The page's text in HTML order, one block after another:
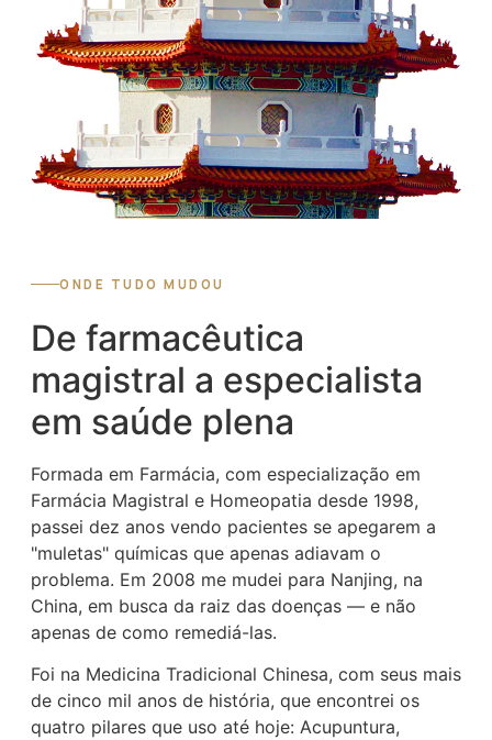
ONDE TUDO MUDOU
De farmacêutica
magistral a especialista
em saúde plena
Formada em Farmácia, com especialização em
Farmácia Magistral e Homeopatia desde 1998,
passei dez anos vendo pacientes se apegarem a
"muletas" químicas que apenas adiavam o
problema. Em 2008 me mudei para Nanjing, na
China, em busca da raiz das doenças — e não
apenas de como remediá-las.
Foi na Medicina Tradicional Chinesa, com seus mais
de cinco mil anos de história, que encontrei os
quatro pilares que uso até hoje: Acupuntura,